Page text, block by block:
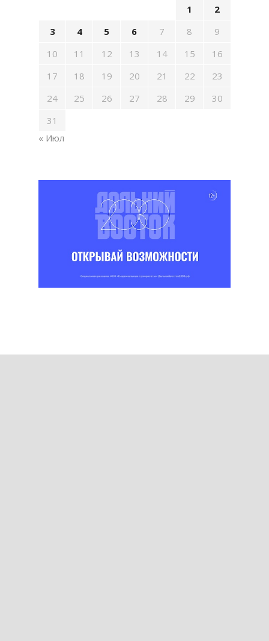
1
2
3
4 5 6 7 8
9
10
11 12 13 14 15
16
17
18 19 20 21 22
23
24
25 26 27 28 29
30
31
« Июл